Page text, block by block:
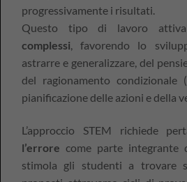
progressivamente i risultati.
Questo tipo di lavoro
complessi, favorendo lo
astrarre e generalizzare, del
del ragionamento condizionale
pianificazione delle azioni e della
L’approccio STEM richiede
l’errore come parte integrante
stimola gli studenti a trovare